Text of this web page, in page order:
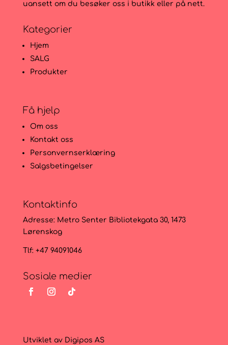
uansett om du besøker oss i butikk eller på nett.
Kategorier
Hjem
SALG
Produkter
Få hjelp
Om oss
Kontakt oss
Personvernserklæring
Salgsbetingelser
Kontaktinfo
Adresse: Metro Senter Bibliotekgata 30, 1473
Lørenskog
Tlf: +47 94091046
Sosiale medier
Utviklet av Digipos AS